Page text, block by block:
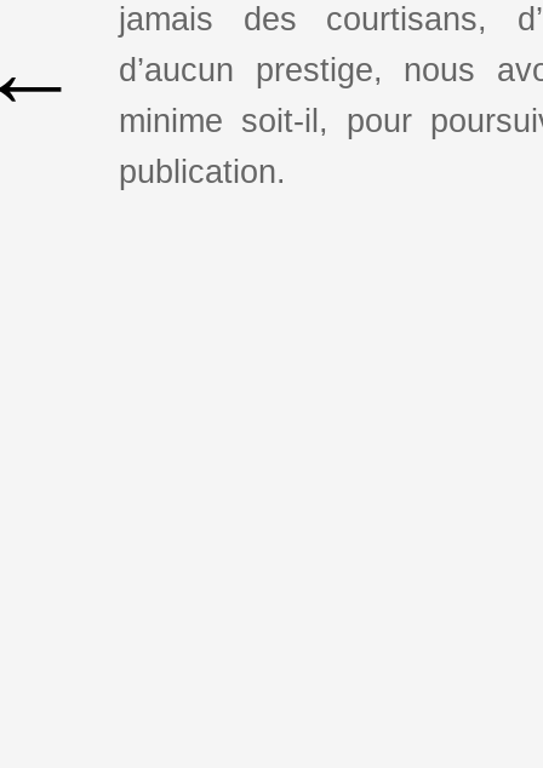
jamais des courtisans,
d’aucun prestige, nous
minime soit-il, pour
publication.